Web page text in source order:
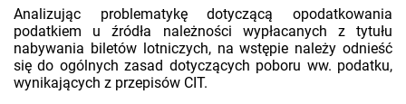
Analizując problematykę dotyczącą opodatkowania
podatkiem u źródła należności wypłacanych z tytułu
nabywania biletów lotniczych, na wstępie należy odnieść
się do ogólnych zasad dotyczących poboru ww. podatku,
wynikających z przepisów CIT.